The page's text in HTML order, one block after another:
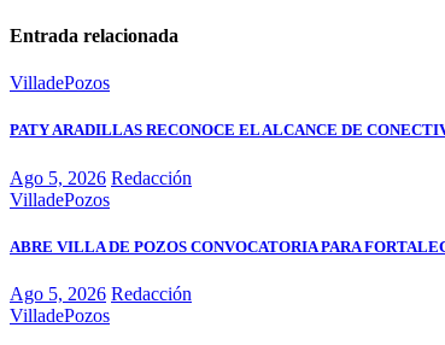
Entrada relacionada
VilladePozos
PATY ARADILLAS RECONOCE EL ALCANCE DE
Ago 5, 2026 Redacción
VilladePozos
ABRE VILLA DE POZOS CONVOCATORIA PARA
Ago 5, 2026 Redacción
VilladePozos